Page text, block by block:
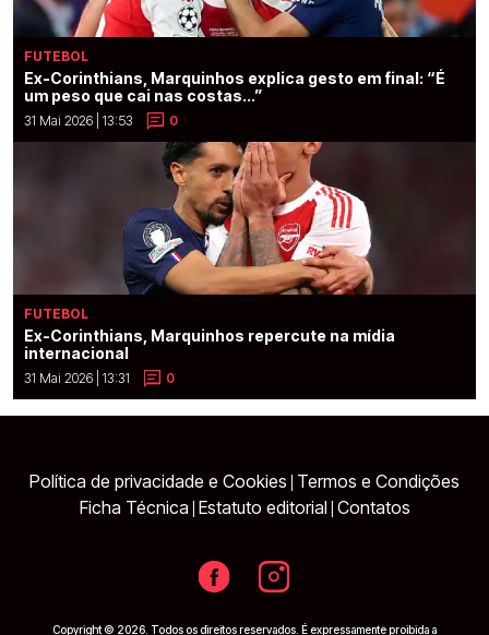
FUTEBOL
Ex-Corinthians, Marquinhos explica gesto em final: “É
um peso que cai nas costas...”
31 Mai 2026 | 13:53 0
FUTEBOL
Ex-Corinthians, Marquinhos repercute na mídia
internacional
31 Mai 2026 | 13:31 0
Política de privacidade e Cookies Termos e Condições
Ficha Técnica Estatuto editorial Contatos
Copyright © 2026. Todos os direitos reservados. É expressamente proibida a